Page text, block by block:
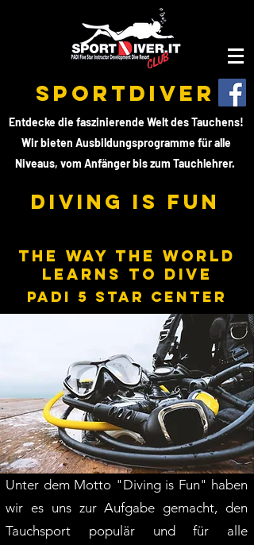
SPORTDIVER
Entdecke die faszinierende Welt des Tauchens!
Wir bieten Ausbildungsprogramme für alle
Niveaus, vom Anfänger bis zum Tauchlehrer.
DIVING IS FUN
THE WAY THE WORLD
LEARNS TO DIVE
PADI 5 STAR CENTER
Unter dem Motto "Diving is Fun" haben
wir es uns zur Aufgabe gemacht, den
Tauchsport populär und für alle